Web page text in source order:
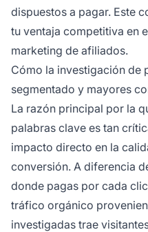
dispuestos a pagar. Este
tu ventaja competitiva en
marketing de afiliados.
Cómo la investigación de
segmentado y mayores
La razón principal por la
palabras clave es tan
impacto directo en la
conversión. A diferencia
donde pagas por cada
tráfico orgánico
investigadas trae